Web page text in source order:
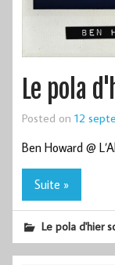
Le pola
Posted on 12
Ben Howard @
Suite »
Le pola d'hier